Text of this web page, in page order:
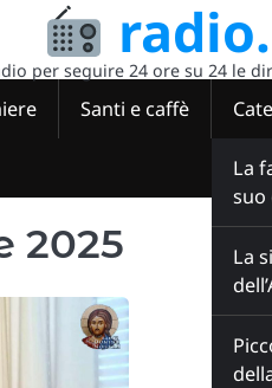
per seguire 24 ore su 24 le
Santi e caffè
La
suo
La
2025